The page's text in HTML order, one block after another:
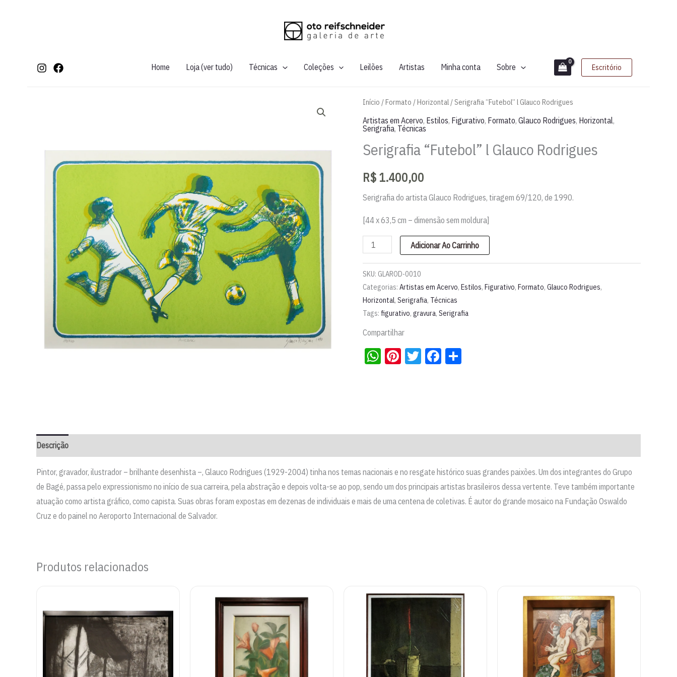
Home Loja (ver tudo) Técnicas Coleções Leilões Artistas Minha conta Sobre Escritório
Início /Formato /Horizontal / Serigrafia “Futebol” l Glauco Rodrigues
Artistas em Acervo, Estilos, Figurativo, Formato, Glauco Rodrigues, Horizontal,
Serigrafia, Técnicas
Serigrafia “Futebol” l Glauco Rodrigues
R$1.400,00
Serigrafia do artista Glauco Rodrigues, tiragem 69/120, de 1990.
[44 x 63,5 cm – dimensão sem moldura]
Serigrafia
l
Glauco
Rodrigues
quantidade
Adicionar Ao Carrinho
SKU: GLAROD-0010
Categorias: Artistas em Acervo, Estilos, Figurativo, Formato, Glauco Rodrigues,
Horizontal, Serigrafia, Técnicas
Tags: figurativo, gravura, Serigrafia
Compartilhar
WhatsApp
Pinterest
TwitterFacebook
Descrição
Pintor, gravador, ilustrador – brilhante desenhista –, Glauco Rodrigues (1929-2004) tinha nos temas nacionais e no resgate histórico suas grandes paixões. Um dos integrantes do Grupo
de Bagé, passa pelo expressionismo no início de sua carreira, pela abstração e depois volta-se ao pop, sendo um dos principais artistas brasileiros dessa vertente. Teve também importante
atuação como artista gráfico, como capista. Suas obras foram expostas em dezenas de individuais e mais de uma centena de coletivas. É autor do grande mosaico na Fundação Oswaldo
Cruz e do painel no Aeroporto Internacional de Salvador.
Produtos relacionados